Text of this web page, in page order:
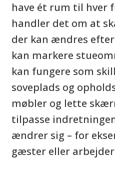
have ét rum til hver
handler det om at
der kan ændres
kan markere
kan fungere som
soveplads og
møbler og lette
tilpasse
ændrer sig – for
gæster eller